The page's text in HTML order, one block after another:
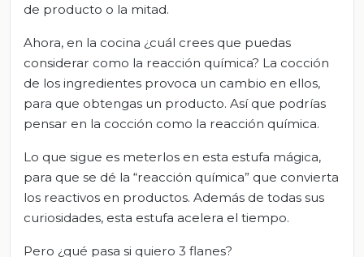
de producto o la mitad.
Ahora, en la cocina ¿cuál crees que puedas
considerar como la reacción química? La cocción
de los ingredientes provoca un cambio en ellos,
para que obtengas un producto. Así que podrías
pensar en la cocción como la reacción química.
Lo que sigue es meterlos en esta estufa mágica,
para que se dé la “reacción química” que convierta
los reactivos en productos. Además de todas sus
curiosidades, esta estufa acelera el tiempo.
Pero ¿qué pasa si quiero 3 flanes?